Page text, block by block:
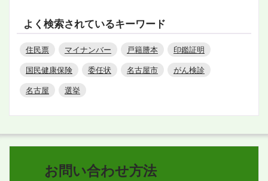
よく検索されているキーワード
住民票 マイナンバー 戸籍謄本
印鑑証明
国民健康保険
委任状 名古屋市
がん検診
名古屋
選挙
お問い合わせ方法